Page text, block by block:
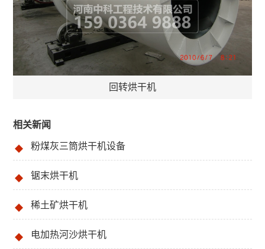
回转烘干机
相关新闻
粉煤灰三筒烘干机设备
锯末烘干机
稀土矿烘干机
电加热河沙烘干机